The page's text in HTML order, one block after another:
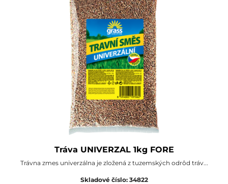
Tráva UNIVERZAL 1kg FORE
Trávna zmes univerzálna je zložená z tuzemských odrôd tráv...
Skladové číslo: 34822